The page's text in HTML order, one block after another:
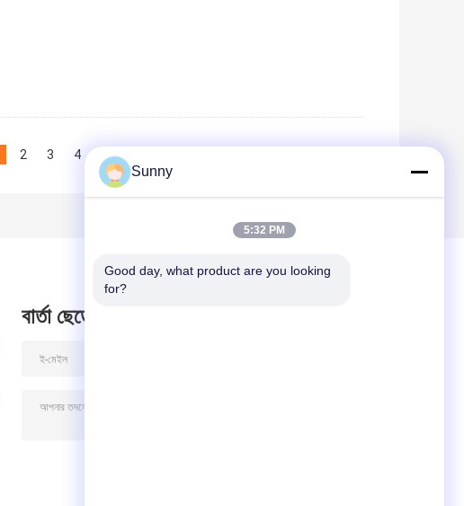
2 3 4 5
বার্তা ছেড়ে
Sunny
5:32 PM
Good day, what product are you looking
for?